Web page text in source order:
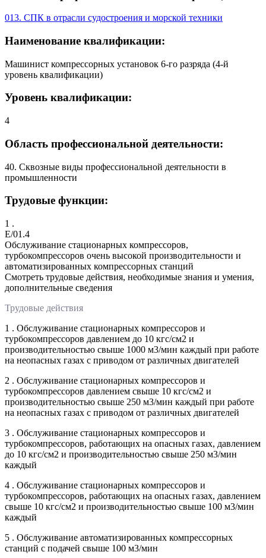
013. СПК в отрасли судостроения и морской техники
Наименование квалификации:
Машинист компрессорных установок 6-го разряда (4-й
уровень квалификации)
Уровень квалификации:
4
Область профессиональной деятельности:
40. Сквозные виды профессиональной деятельности в
промышленности
Трудовые функции:
1 .
E/01.4
Обслуживание стационарных компрессоров,
турбокомпрессоров очень высокой производительности и
автоматизированных компрессорных станций
Смотреть трудовые действия, необходимые знания и умения,
дополнительные сведения
Трудовые действия
1 . Обслуживание стационарных компрессоров и
турбокомпрессоров давлением до 10 кгс/см2 и
производительностью свыше 1000 м3/мин каждый при работе
на неопасных газах с приводом от различных двигателей
2 . Обслуживание стационарных компрессоров и
турбокомпрессоров давлением свыше 10 кгс/см2 и
производительностью свыше 250 м3/мин каждый при работе
на неопасных газах с приводом от различных двигателей
3 . Обслуживание стационарных компрессоров и
турбокомпрессоров, работающих на опасных газах, давлением
до 10 кгс/см2 и производительностью свыше 250 м3/мин
каждый
4 . Обслуживание стационарных компрессоров и
турбокомпрессоров, работающих на опасных газах, давлением
свыше 10 кгс/см2 и производительностью свыше 100 м3/мин
каждый
5 . Обслуживание автоматизированных компрессорных
станций с подачей свыше 100 м3/мин